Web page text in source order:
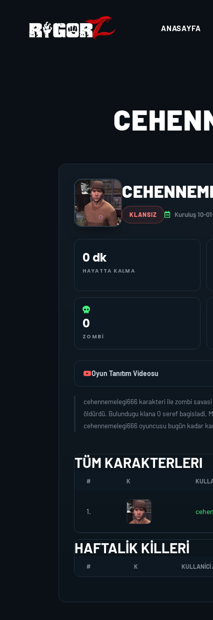
ANASAYFA
KLANSIZ Kuruluş 10-
0 dk
HAYATTA KALMA
0
ZOMBI
Oyun Tanıtım Videosu
cehennemelegi666 karakteri ile zombi
öldürdü. Bulundugu klana 0 seref bagisladi,
cehennemelegi666 oyuncusu bugün kadar
TÜM KARAKTERLERI
# K
1.
HAFTALIK KILLERI
# K KULLANICI